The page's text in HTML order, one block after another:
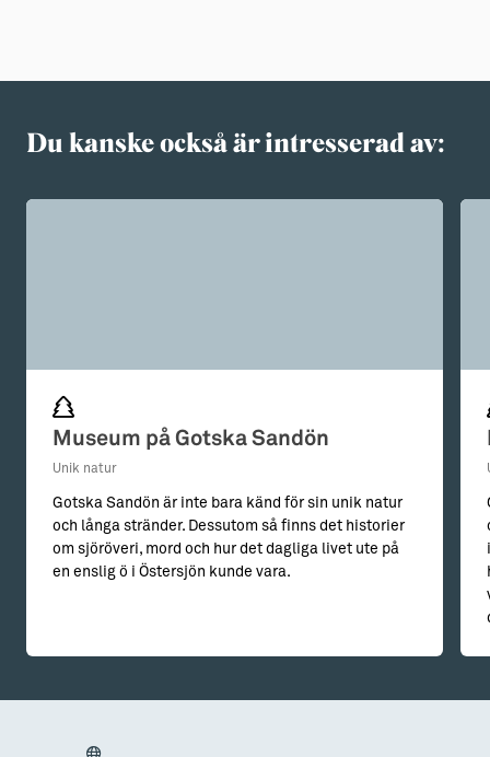
Du kanske också är intresserad av:
Museum på Gotska Sandön
Unik natur
Gotska Sandön är inte bara känd för sin unik natur
och långa stränder. Dessutom så finns det historier
om sjöröveri, mord och hur det dagliga livet ute på
en enslig ö i Östersjön kunde vara.